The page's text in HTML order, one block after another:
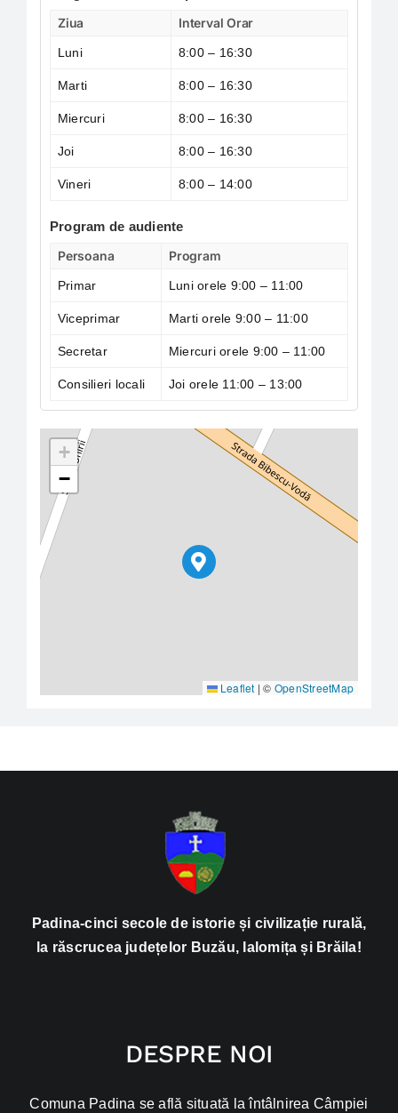
Ziua
Interval Orar
Luni 8:00 – 16:30
Marti 8:00 – 16:30
Miercuri 8:00 – 16:30
Joi 8:00 – 16:30
Vineri 8:00 – 14:00
Program de audiente
Persoana
Program
Primar Luni orele 9:00 – 11:00
Viceprimar Marti orele 9:00 – 11:00
Secretar Miercuri orele 9:00 – 11:00
Consilieri locali Joi orele 11:00 – 13:00
+
−
Leaflet | © OpenStreetMap
Padina-cinci secole de istorie și civilizație rurală,
la răscrucea județelor Buzău, Ialomița și Brăila!
DESPRE NOI
Comuna Padina se află situată la întâlnirea Câmpiei